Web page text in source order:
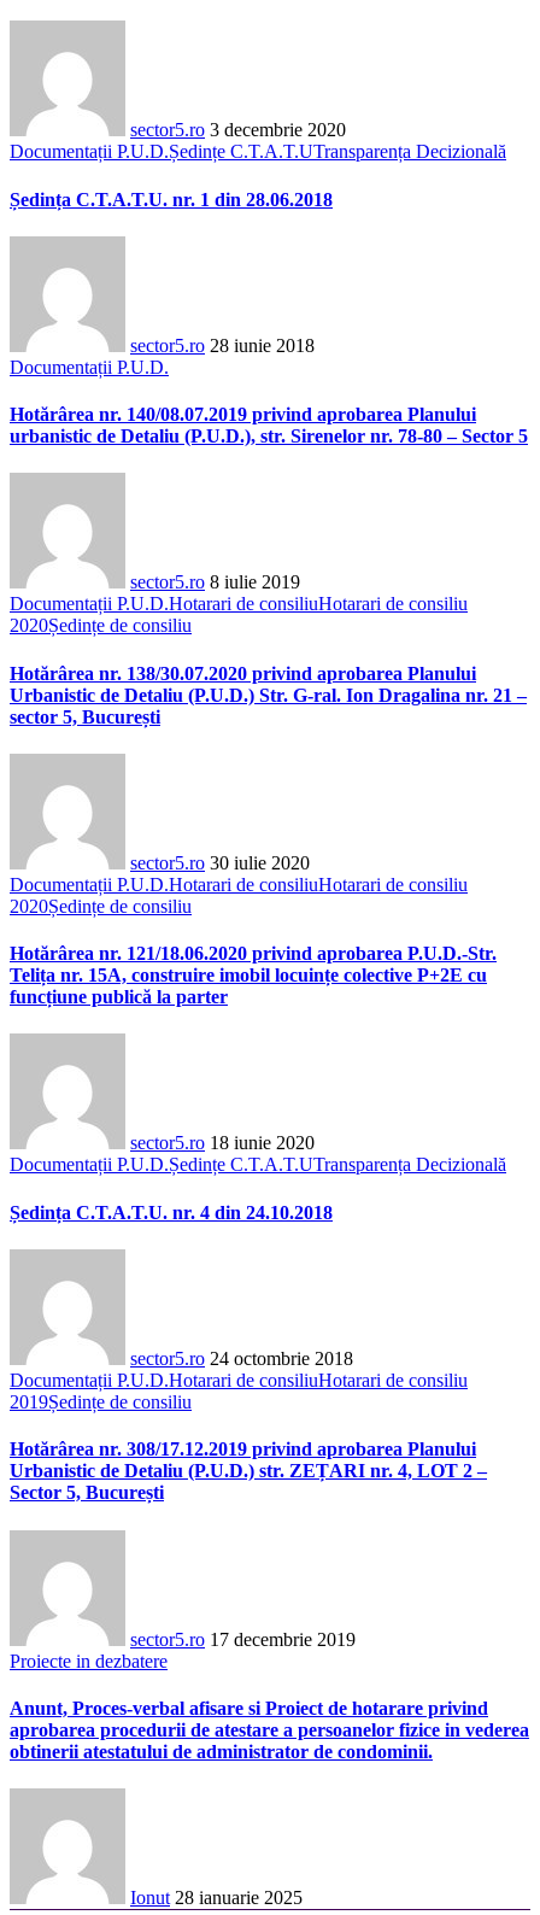
sector5.ro 3 decembrie 2020
Documentații P.U.D.Ședințe C.T.A.T.UTransparența Decizională
Ședința C.T.A.T.U. nr. 1 din 28.06.2018
sector5.ro 28 iunie 2018
Documentații P.U.D.
Hotărârea nr. 140/08.07.2019 privind aprobarea Planului
urbanistic de Detaliu (P.U.D.), str. Sirenelor nr. 78-80 – Sector 5
sector5.ro 8 iulie 2019
Documentații P.U.D.Hotarari de consiliuHotarari de consiliu
2020Ședințe de consiliu
Hotărârea nr. 138/30.07.2020 privind aprobarea Planului
Urbanistic de Detaliu (P.U.D.) Str. G-ral. Ion Dragalina nr. 21 –
sector 5, București
sector5.ro 30 iulie 2020
Documentații P.U.D.Hotarari de consiliuHotarari de consiliu
2020Ședințe de consiliu
Hotărârea nr. 121/18.06.2020 privind aprobarea P.U.D.-Str.
Telița nr. 15A, construire imobil locuințe colective P+2E cu
funcțiune publică la parter
sector5.ro 18 iunie 2020
Documentații P.U.D.Ședințe C.T.A.T.UTransparența Decizională
Ședința C.T.A.T.U. nr. 4 din 24.10.2018
sector5.ro 24 octombrie 2018
Documentații P.U.D.Hotarari de consiliuHotarari de consiliu
2019Ședințe de consiliu
Hotărârea nr. 308/17.12.2019 privind aprobarea Planului
Urbanistic de Detaliu (P.U.D.) str. ZEȚARI nr. 4, LOT 2 –
Sector 5, București
sector5.ro 17 decembrie 2019
Proiecte in dezbatere
Anunt, Proces-verbal afisare si Proiect de hotarare privind
aprobarea procedurii de atestare a persoanelor fizice in vederea
obtinerii atestatului de administrator de condominii.
Ionut 28 ianuarie 2025